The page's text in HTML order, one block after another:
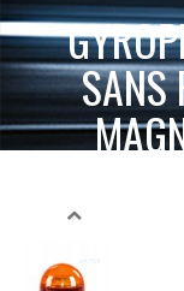
SANS
GYROPHARE LED